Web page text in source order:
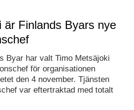
är Finlands Byars nye
Byar har valt Timo Metsäjoki
för organisationen
den 4 november. Tjänsten
var eftertraktad med totalt